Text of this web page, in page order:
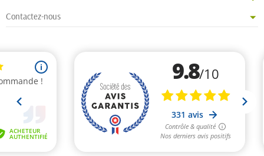
Contactez-nous